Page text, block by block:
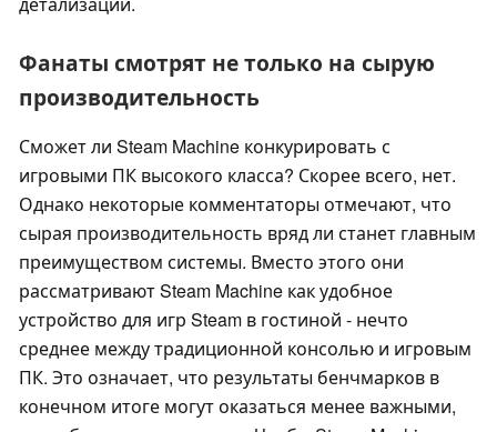
Фанаты смотрят не только на сырую
производительность
Сможет ли Steam Machine конкурировать с
игровыми ПК высокого класса? Скорее всего, нет.
Однако некоторые комментаторы отмечают, что
сырая производительность вряд ли станет главным
преимуществом системы. Вместо этого они
рассматривают Steam Machine как удобное
устройство для игр Steam в гостиной - нечто
среднее между традиционной консолью и игровым
ПК. Это означает, что результаты бенчмарков в
конечном итоге могут оказаться менее важными,